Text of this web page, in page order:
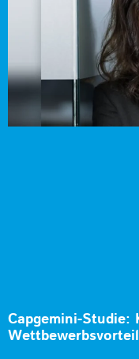
Capgemini-